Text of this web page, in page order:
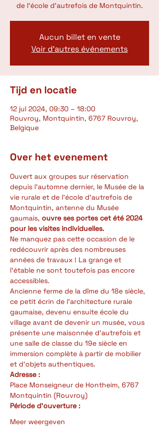
de l'école d'autrefois de Montquintin.
Aucun billet en vente
Voir d'autres événements
Tijd en locatie
12 jul 2024, 09:30 – 18:00
Rouvroy, Montquintin, 6767 Rouvroy,
Belgique
Over het evenement
Ouvert aux groupes sur réservation
depuis l'automne dernier, le Musée de la
vie rurale et de l'école d'autrefois de
Montquintin, antenne du Musée
gaumais, ouvre ses portes cet été 2024
pour les visites individuelles.
Ne manquez pas cette occasion de le
redécouvrir après des nombreuses
années de travaux ! La grange et
l'étable ne sont toutefois pas encore
accessibles.
Ancienne ferme de la dîme du 18e siècle,
ce petit écrin de l'architecture rurale
gaumaise, devenu ensuite école du
village avant de devenir un musée, vous
présente une maisonnée d'autrefois et
une salle de classe du 19e siècle en
immersion complète à partir de mobilier
et d'objets authentiques.
Adresse :
Place Monseigneur de Hontheim, 6767
Montquintin (Rouvroy)
Période d'ouverture :
Meer weergeven